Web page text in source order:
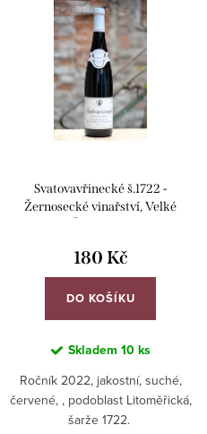
Abecedně
Svatovavřinecké š.1722 -
Žernosecké vinařství, Velké
180 Kč
DO KOŠÍKU
Skladem 10 ks
Ročník 2022, jakostní, suché,
červené, , podoblast Litoměřická,
šarže 1722.